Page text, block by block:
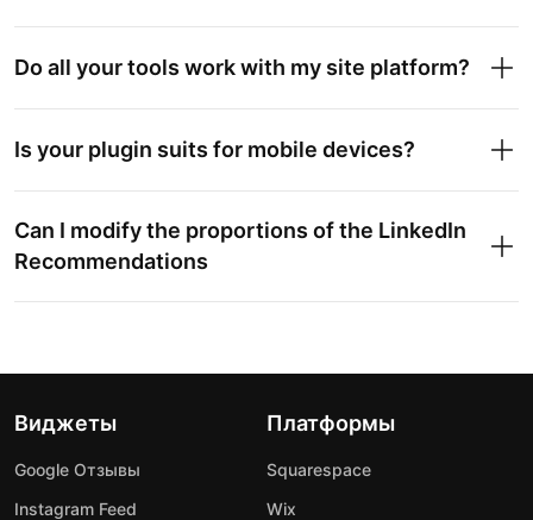
Do all your tools work with my site platform?
Is your plugin suits for mobile devices?
Can I modify the proportions of the LinkedIn
Recommendations
Виджеты
Google Отзывы
Instagram Feed
Платформы
Squarespace
Wix